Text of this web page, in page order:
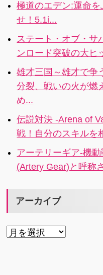
Action
Strategy
MMO GAME!
極道のエデン:運命
せ！5.1i...
ステート・オブ・サ
ンロード突破の大ヒ
雄才三国～雄才で争
分裂、戦いの火が燃
め...
伝説対決 -Arena of
戦！自分のスキルを
アーテリーギア-機動
(Artery Gear)と呼称
アーカイブ
ア